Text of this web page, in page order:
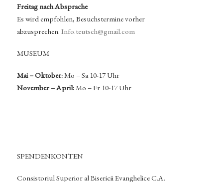
Freitag nach Absprache
Es wird empfohlen, Besuchstermine vorher
abzusprechen. Info.teutsch@gmail.com
MUSEUM
Mai – Oktober:Mo – Sa 10-17 Uhr
November – April:Mo – Fr 10-17 Uhr
SPENDENKONTEN
Consistoriul Superior al Bisericii Evanghelice C.A.